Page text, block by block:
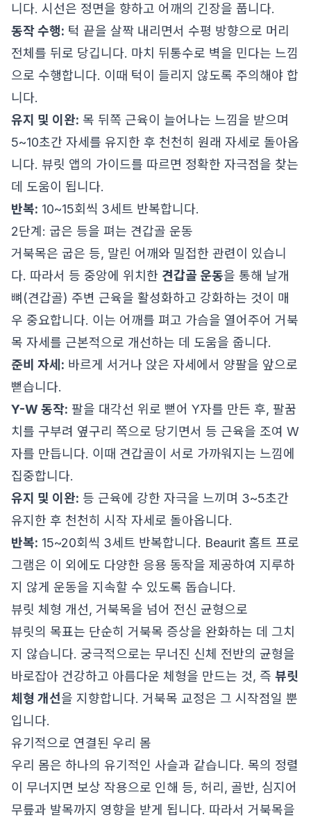
니다. 시선은 정면을 향하고 어깨의 긴장을 풉니다.
동작 수행: 턱 끝을 살짝 내리면서 수평 방향으로 머리
전체를 뒤로 당깁니다. 마치 뒤통수로 벽을 민다는 느낌
으로 수행합니다. 이때 턱이 들리지 않도록 주의해야 합
니다.
유지 및 이완: 목 뒤쪽 근육이 늘어나는 느낌을 받으며
5~10초간 자세를 유지한 후 천천히 원래 자세로 돌아옵
니다. 뷰릿 앱의 가이드를 따르면 정확한 자극점을 찾는
데 도움이 됩니다.
반복: 10~15회씩 3세트 반복합니다.
2단계: 굽은 등을 펴는 견갑골 운동
거북목은 굽은 등, 말린 어깨와 밀접한 관련이 있습니
다. 따라서 등 중앙에 위치한 견갑골 운동을 통해 날개
뼈(견갑골) 주변 근육을 활성화하고 강화하는 것이 매
우 중요합니다. 이는 어깨를 펴고 가슴을 열어주어 거북
목 자세를 근본적으로 개선하는 데 도움을 줍니다.
준비 자세: 바르게 서거나 앉은 자세에서 양팔을 앞으로
뻗습니다.
Y-W 동작: 팔을 대각선 위로 뻗어 Y자를 만든 후, 팔꿈
치를 구부려 옆구리 쪽으로 당기면서 등 근육을 조여 W
자를 만듭니다. 이때 견갑골이 서로 가까워지는 느낌에
집중합니다.
유지 및 이완: 등 근육에 강한 자극을 느끼며 3~5초간
유지한 후 천천히 시작 자세로 돌아옵니다.
반복: 15~20회씩 3세트 반복합니다. Beaurit 홈트 프로
그램은 이 외에도 다양한 응용 동작을 제공하여 지루하
지 않게 운동을 지속할 수 있도록 돕습니다.
뷰릿 체형 개선, 거북목을 넘어 전신 균형으로
뷰릿의 목표는 단순히 거북목 증상을 완화하는 데 그치
지 않습니다. 궁극적으로는 무너진 신체 전반의 균형을
바로잡아 건강하고 아름다운 체형을 만드는 것, 즉 뷰릿
체형 개선을 지향합니다. 거북목 교정은 그 시작점일 뿐
입니다.
유기적으로 연결된 우리 몸
우리 몸은 하나의 유기적인 사슬과 같습니다. 목의 정렬
이 무너지면 보상 작용으로 인해 등, 허리, 골반, 심지어
무릎과 발목까지 영향을 받게 됩니다. 따라서 거북목을